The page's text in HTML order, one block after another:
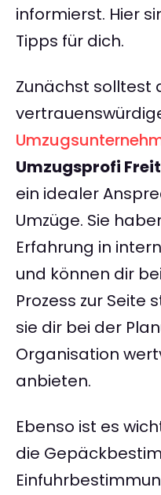
informierst. Hier
Tipps für dich.
Zunächst solltest
Umzugsprofi
ein idealer
Umzüge. Sie
Erfahrung in
und können dir
Prozess zur Seite
sie dir bei der
Organisation
anbieten.
Ebenso ist es
die